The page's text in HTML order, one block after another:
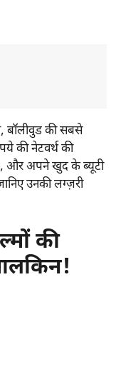
बॉलीवुड की सबसे
की नेटवर्थ की
और अपने खुद के ब्यूटी
उनकी लग्ज़री
की